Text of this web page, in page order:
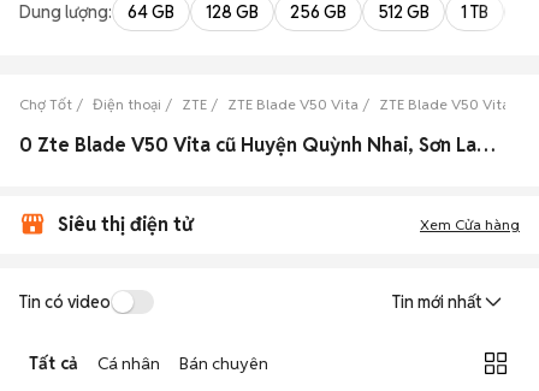
Dung lượng: 64 GB 128 GB 256 GB 512 GB 1 TB
Chợ Tốt Điện thoại ZTE ZTE Blade V50 Vita ZTE Blade V50 Vita
0 Zte Blade V50 Vita cũ Huyện Quỳnh Nhai, Sơn La đẹp
Siêu thị điện tử Xem Cửa hàng
Tin có video Tin mới nhất
Tất cả Cá nhân Bán chuyên